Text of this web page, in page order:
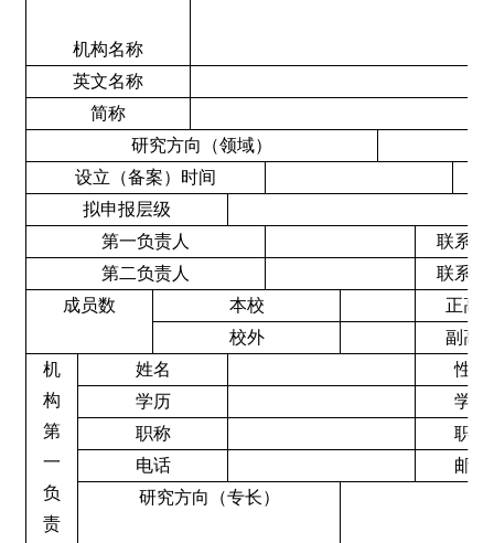
机构名称
英文名称
简称
研究方向（领域）
设立（备案）时间
拟申报层级
第一负责人
联系电
第二负责人
联系电
成员数
本校
正高
校外
副高
机
构
第
一
负
责
姓名
性别
学历
学位
职称
职务
电话
邮箱
研究方向（专长）